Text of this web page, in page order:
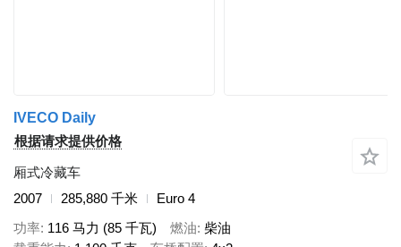
IVECO Daily
根据请求提供价格
厢式冷藏车
2007
285,880 千米
Euro 4
功率 116 马力 (85 千瓦) 燃油 柴油